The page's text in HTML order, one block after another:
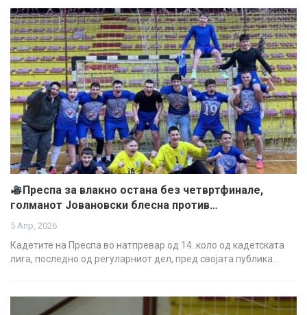
Преспа за влакно остана без четвртфинале,
голманот Јовановски блесна против…
5 Апр, 2026
Кадетите на Преспа во натпревар од 14. коло од кадетската
лига, последно од регуларниот дел, пред својата публика…